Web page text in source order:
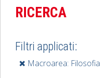
RICERCA
Filtri applicati:
Macroarea: Filosofia